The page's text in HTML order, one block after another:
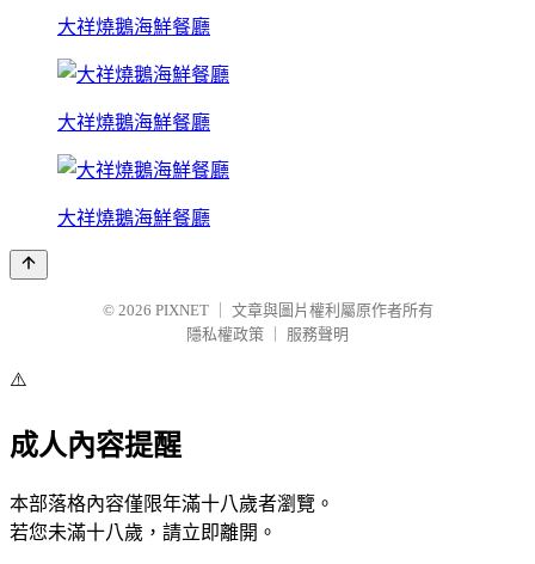
大祥燒鵝海鮮餐廳
大祥燒鵝海鮮餐廳
大祥燒鵝海鮮餐廳
© 2026 PIXNET
文章與圖片權利屬原作者所有
隱私權政策
服務聲明
⚠️
成人內容提醒
本部落格內容僅限年滿十八歲者瀏覽。
若您未滿十八歲，請立即離開。